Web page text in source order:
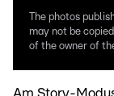
The photos
may not be
of the owner of